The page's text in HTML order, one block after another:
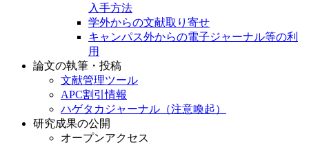
入手方法
学外からの文献取り寄せ
キャンパス外からの電子ジャーナル等の利
用
論文の執筆・投稿
文献管理ツール
APC割引情報
ハゲタカジャーナル（注意喚起）
研究成果の公開
オープンアクセス